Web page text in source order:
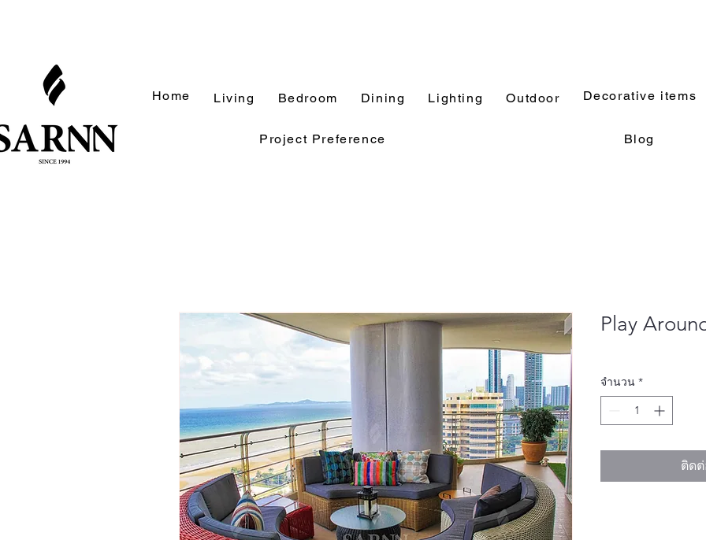
Home Living Bedroom Dining Lighting Outdoor Decorative items
Project Preference Blog
Play
จำนวน *
ติด